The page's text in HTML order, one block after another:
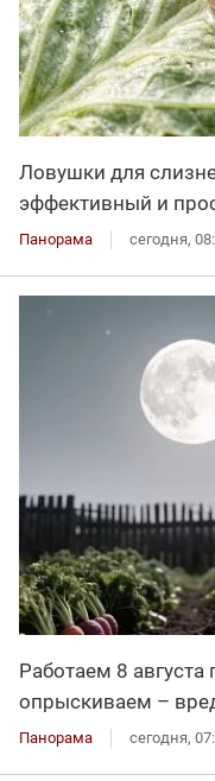
Ловушки для
эффективный и
Панорама сегодня,
Работаем 8
опрыскиваем –
Панорама сегодня,